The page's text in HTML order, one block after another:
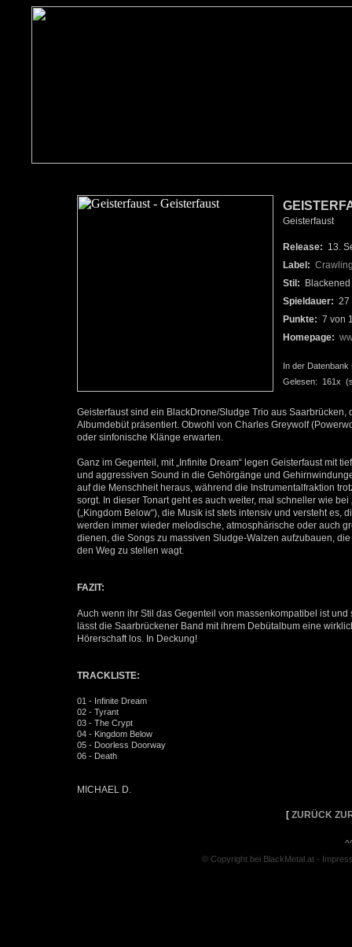
Geisterfaust
Release: 13.
Label:
Stil:
Spieldauer: 27
Punkte: 7 von
Homepage:
In der Datenbank
Gelesen: 161x
Geisterfaust sind ein BlackDrone/Sludge Trio aus
Albumdebüt präsentiert. Obwohl von Charles Greywolf
oder sinfonische Klänge erwarten.
Ganz im Gegenteil, mit „Infinite Dream“ legen Geisterfaust mit
und aggressiven Sound in die Gehörgänge und
auf die Menschheit heraus, während die Instrumentalfraktion
sorgt. In dieser Tonart geht es auch weiter, mal schneller wie
(„Kingdom Below“), die Musik ist stets intensiv und versteht
werden immer wieder melodische, atmosphärische oder auch
dienen, die Songs zu massiven Sludge-Walzen aufzubauen,
den Weg zu stellen wagt.
FAZIT:
Auch wenn ihr Stil das Gegenteil von massenkompatibel ist
lässt die Saarbrückener Band mit ihrem Debütalbum eine
Hörerschaft los. In Deckung!
TRACKLISTE:
01 - Infinite Dream
02 - Tyrant
03 - The Crypt
04 - Kingdom Below
05 - Doorless Doorway
06 - Death
MICHAEL D.
[ ZURÜCK
© Copyright bei BlackMetal.at -